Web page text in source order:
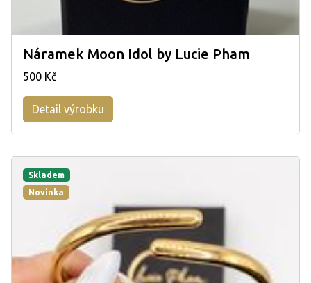
Náramek Moon Idol by Lucie Pham
500 Kč
Detail výrobku
Skladem
Novinka